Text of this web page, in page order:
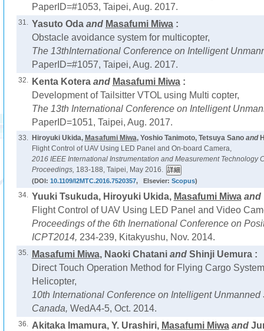
PaperID=#1053, Taipei, Aug. 2017.
31. Yasuto Odaand Masafumi Miwa:
Obstacle avoidance system for multicopter,
The 13thInternational Conference on Intelligent
PaperID=#1057, Taipei, Aug. 2017.
32. Kenta Koteraand Masafumi Miwa:
Development of Tailsitter VTOL using Multi copter,
The 13th International Conference on Intelligent
PaperID=1051, Taipei, Aug. 2017.
33. Hiroyuki Ukida, Masafumi Miwa, Yoshio Tanimoto, Tetsuya Sanoand
Flight Control of UAV Using LED Panel and On-board Camera,
2016 IEEE International Instrumentation and Measurement Technology
Proceedings, 183-188, Taipei, May 2016.
(DOI: 10.1109/I2MTC.2016.7520357, Elsevier: Scopus)
34. Yuuki Tsukuda, Hiroyuki Ukida, Masafumi Miwaand
Flight Control of UAV Using LED Panel and Video
Proceedings of the 6th Inernational Conference on
ICPT2014, 234-239, Kitakyushu, Nov. 2014.
35. Masafumi Miwa, Naoki Chataniand Shinji Uemura :
Direct Touch Operation Method for Flying Cargo
Helicopter,
10th International Conference on Intelligent Unmanned
Canada, WedA4-5, Oct. 2014.
36. Akitaka Imamura, Y. Urashiri, Masafumi Miwaand